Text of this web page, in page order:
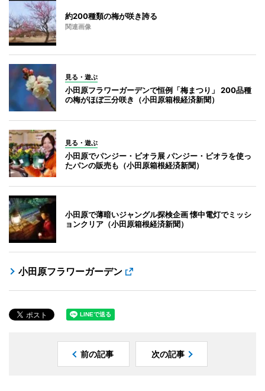
約200種類の梅が咲き誇る
関連画像
見る・遊ぶ
小田原フラワーガーデンで恒例「梅まつり」 200品種
の梅がほぼ三分咲き（小田原箱根経済新聞）
見る・遊ぶ
小田原でパンジー・ビオラ展 パンジー・ビオラを使っ
たパンの販売も（小田原箱根経済新聞）
小田原で薄暗いジャングル探検企画 懐中電灯でミッシ
ョンクリア（小田原箱根経済新聞）
小田原フラワーガーデン
前の記事 次の記事